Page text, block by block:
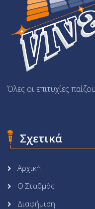
Όλες οι επιτυχίες
Σχετικά
Αρχική
Ο Σταθμός
Διαφήμιση